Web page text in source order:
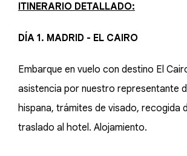
ITINERARIO DETALLADO:
DÍA 1. MADRID - EL CAIRO
Embarque en vuelo con destino El
asistencia por nuestro representante
hispana, trámites de visado, recogida
traslado al hotel. Alojamiento.